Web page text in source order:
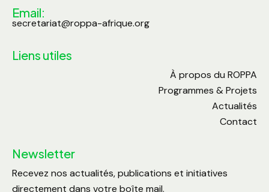
Email:
secretariat@roppa-afrique.org
Liens utiles
À propos du ROPPA
Programmes & Projets
Actualités
Contact
Newsletter
Recevez nos actualités, publications et initiatives
directement dans votre boîte mail.